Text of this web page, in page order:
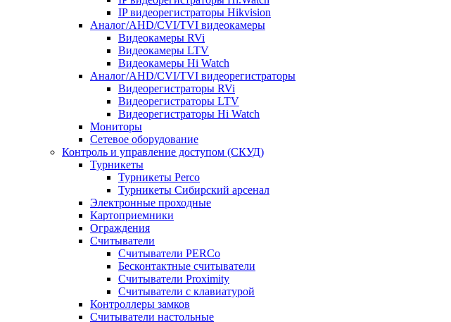
IP видеорегистраторы Hikvision
Аналог/AHD/CVI/TVI видеокамеры
Видеокамеры RVi
Видеокамеры LTV
Видеокамеры Hi Watch
Аналог/AHD/CVI/TVI видеорегистраторы
Видеорегистраторы RVi
Видеорегистраторы LTV
Видеорегистраторы Hi Watch
Мониторы
Сетевое оборудование
Контроль и управление доступом (СКУД)
Турникеты
Турникеты Perco
Турникеты Сибирский арсенал
Электронные проходные
Картоприемники
Ограждения
Считыватели
Считыватели PERCo
Бесконтактные считыватели
Считыватели Proximity
Считыватели с клавиатурой
Контроллеры замков
Считыватели настольные